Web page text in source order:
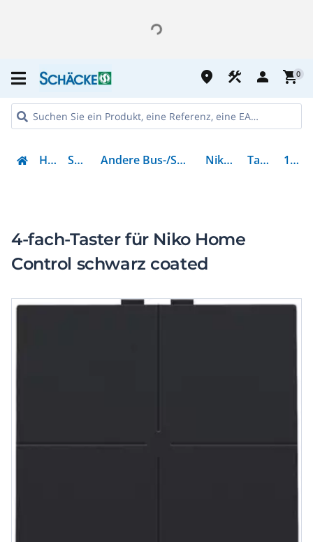
place construction person shopping_cart0
Haustechnik Smart Building Andere Bus-/Smart Home-/Smart Building-Systeme Niko Home Control Tastsensor NHC 161-51004
4-fach-Taster für Niko Home
Control schwarz coated